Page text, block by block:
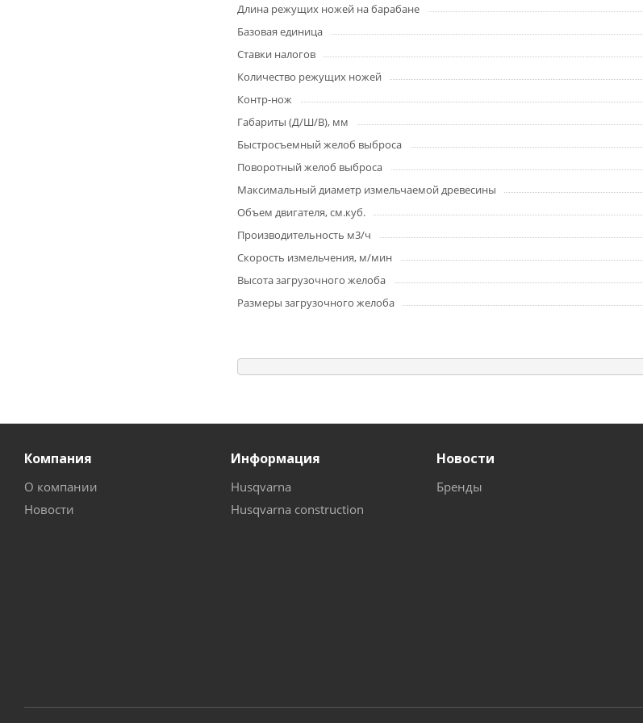
Длина режущих ножей на барабане
Базовая единица
Ставки налогов
Количество режущих ножей
Контр-нож
Габариты (Д/Ш/В), мм
Быстросъемный желоб выброса
Поворотный желоб выброса
Максимальный диаметр измельчаемой древесины
Объем двигателя, см.куб.
Производительность м3/ч
Скорость измельчения, м/мин
Высота загрузочного желоба
Размеры загрузочного желоба
Компания
О компании
Новости
Информация
Husqvarna
Husqvarna construction
Новости
Бренды